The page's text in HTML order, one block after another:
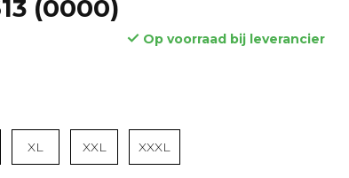
(0000)
Op voorraad bij leverancier
Lees meer
XL XXL XXXL